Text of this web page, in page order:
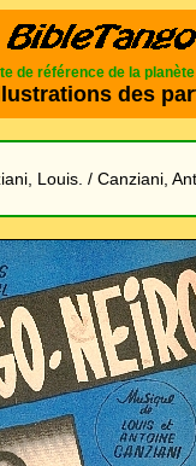
de référence de la planète
des
Louis. / Canziani,